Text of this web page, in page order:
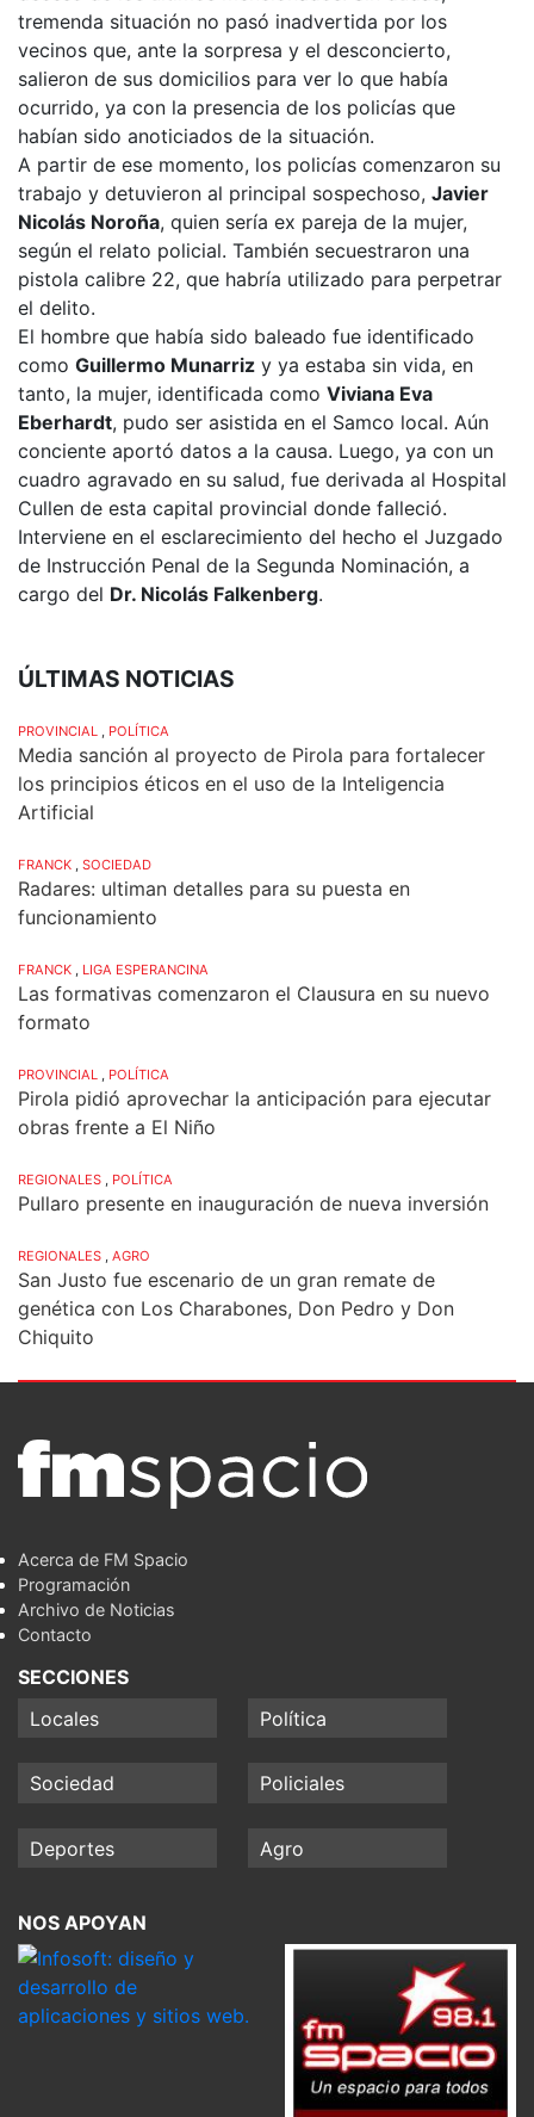
tremenda situación no pasó inadvertida por los
vecinos que, ante la sorpresa y el desconcierto,
salieron de sus domicilios para ver lo que había
ocurrido, ya con la presencia de los policías que
habían sido anoticiados de la situación.
A partir de ese momento, los policías comenzaron su
trabajo y detuvieron al principal sospechoso, Javier
Nicolás Noroña, quien sería ex pareja de la mujer,
según el relato policial. También secuestraron una
pistola calibre 22, que habría utilizado para perpetrar
el delito.
El hombre que había sido baleado fue identificado
como Guillermo Munarriz y ya estaba sin vida, en
tanto, la mujer, identificada como Viviana Eva
Eberhardt, pudo ser asistida en el Samco local. Aún
conciente aportó datos a la causa. Luego, ya con un
cuadro agravado en su salud, fue derivada al Hospital
Cullen de esta capital provincial donde falleció.
Interviene en el esclarecimiento del hecho el Juzgado
de Instrucción Penal de la Segunda Nominación, a
cargo del Dr. Nicolás Falkenberg.
ÚLTIMAS NOTICIAS
PROVINCIAL , POLÍTICA
Media sanción al proyecto de Pirola para fortalecer
los principios éticos en el uso de la Inteligencia
Artificial
FRANCK , SOCIEDAD
Radares: ultiman detalles para su puesta en
funcionamiento
FRANCK , LIGA ESPERANCINA
Las formativas comenzaron el Clausura en su nuevo
formato
PROVINCIAL , POLÍTICA
Pirola pidió aprovechar la anticipación para ejecutar
obras frente a El Niño
REGIONALES , POLÍTICA
Pullaro presente en inauguración de nueva inversión
REGIONALES , AGRO
San Justo fue escenario de un gran remate de
genética con Los Charabones, Don Pedro y Don
Chiquito
Acerca de FM Spacio
Programación
Archivo de Noticias
Contacto
SECCIONES
Locales
Política
Sociedad Policiales
Deportes Agro
NOS APOYAN